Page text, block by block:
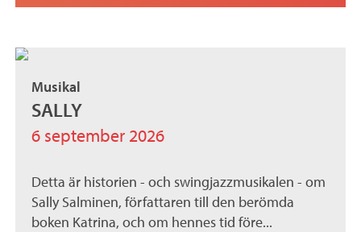
Musikal
SALLY
6 september 2026
Detta är historien - och swingjazzmusikalen - om
Sally Salminen, författaren till den berömda
boken Katrina, och om hennes tid före...